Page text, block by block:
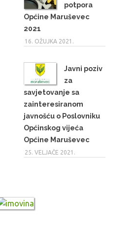
potpora
Općine Maruševec
2021
16. OŽUJKA 2021.
Javni poziv
za
savjetovanje sa
zainteresiranom
javnošću o Poslovniku
Općinskog vijeća
Općine Maruševec
25. VELJAČE 2021.